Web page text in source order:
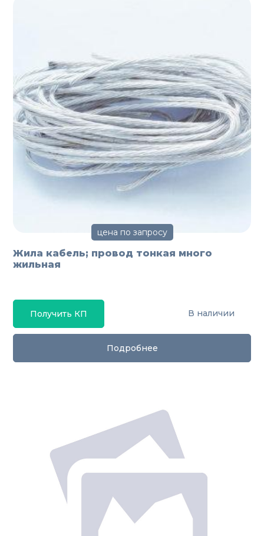
цена по запросу
Жила кабель; провод тонкая много
жильная
Получить КП В наличии
Подробнее